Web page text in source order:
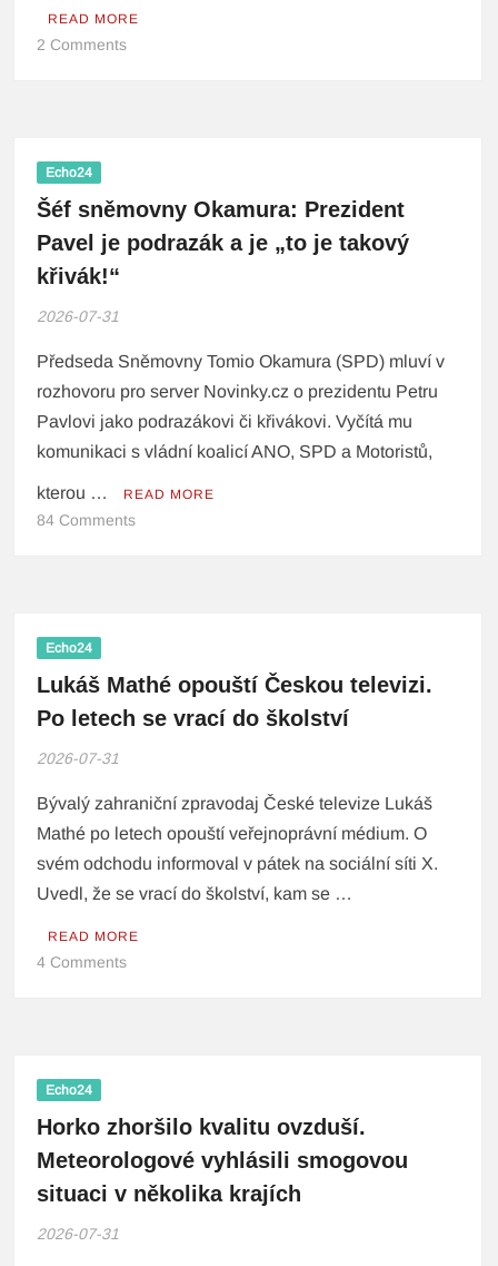
READ MORE
2 Comments
Echo24
Šéf sněmovny Okamura: Prezident
Pavel je podrazák a je „to je takový
křivák!“
2026-07-31
Předseda Sněmovny Tomio Okamura (SPD) mluví v
rozhovoru pro server Novinky.cz o prezidentu Petru
Pavlovi jako podrazákovi či křivákovi. Vyčítá mu
komunikaci s vládní koalicí ANO, SPD a Motoristů,
kterou … READ MORE
84 Comments
Echo24
Lukáš Mathé opouští Českou televizi.
Po letech se vrací do školství
2026-07-31
Bývalý zahraniční zpravodaj České televize Lukáš
Mathé po letech opouští veřejnoprávní médium. O
svém odchodu informoval v pátek na sociální síti X.
Uvedl, že se vrací do školství, kam se …
READ MORE
4 Comments
Echo24
Horko zhoršilo kvalitu ovzduší.
Meteorologové vyhlásili smogovou
situaci v několika krajích
2026-07-31